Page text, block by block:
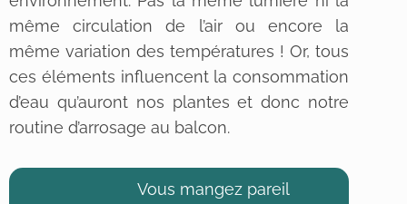
même circulation de l’air ou encore la
même variation des températures ! Or, tous
ces éléments influencent la consommation
d’eau qu’auront nos plantes et donc notre
routine d’arrosage au balcon.
Vous mangez pareil